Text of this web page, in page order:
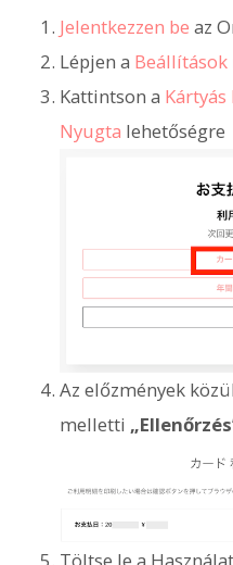
Jelentkezzen be az
Lépjen a Beállítások
Kattintson a Kártyás
Nyugta lehetőségre
Az előzmények
melletti